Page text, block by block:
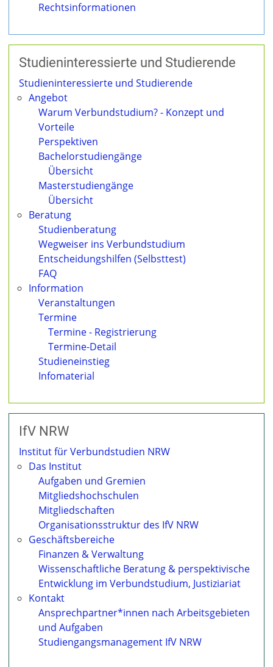
Rechtsinformationen
Studien­interessierte und Studierende
Studieninteressierte und Studierende
Angebot
Warum Verbundstudium? - Konzept und
Vorteile
Perspektiven
Bachelorstudiengänge
Übersicht
Masterstudiengänge
Übersicht
Beratung
Studienberatung
Wegweiser ins Verbundstudium
Entscheidungshilfen (Selbsttest)
FAQ
Information
Veranstaltungen
Termine
Termine - Registrierung
Termine-Detail
Studieneinstieg
Infomaterial
IfV NRW
Institut für Verbundstudien NRW
Das Institut
Aufgaben und Gremien
Mitgliedshochschulen
Mitgliedschaften
Organisationsstruktur des IfV NRW
Geschäftsbereiche
Finanzen & Verwaltung
Wissenschaftliche Beratung & perspektivische
Entwicklung im Verbundstudium, Justiziariat
Kontakt
Ansprechpartner*innen nach Arbeitsgebieten
und Aufgaben
Studiengangsmanagement IfV NRW